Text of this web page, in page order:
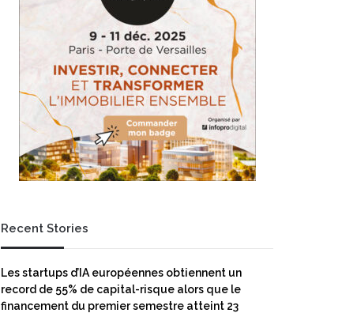
Recent Stories
Les startups d’IA européennes obtiennent un
record de 55% de capital-risque alors que le
financement du premier semestre atteint 23